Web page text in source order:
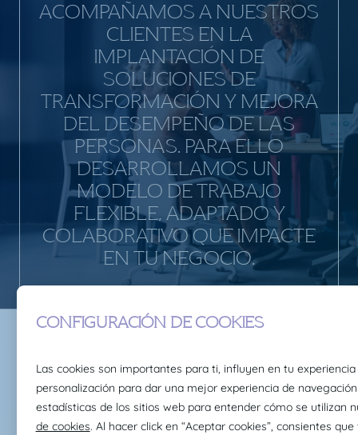
ACOMPAÑAMOS A NUESTROS
CLIENTES EN LA
IMPLANTACIÓN DE
SOLUCIONES DE
TRANSFORMACIÓN Y MEJORA
DEL DESEMPEÑO DE LAS
PERSONAS. PARA ELLO
DESARROLLAMOS UN
MODELO DE TRABAJO
FLEXIBLE, ADAPTADO Y
COLABORATIVO QUE IMPACTE
EN TU NEGOCIO.
Servicios
Claire Joster